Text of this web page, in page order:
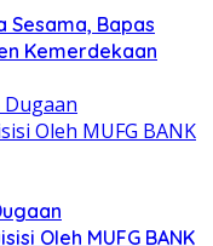
Sesama, Bapas
Kemerdekaan
Oleh MUFG BANK